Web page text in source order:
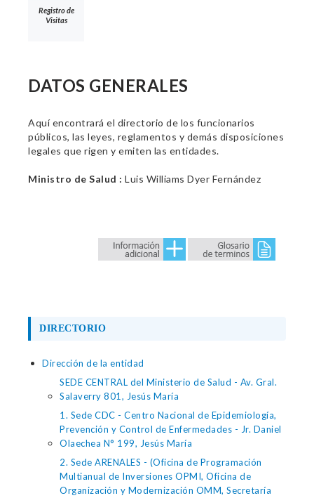
Registro de
Visitas
DATOS GENERALES
Aquí encontrará el directorio de los funcionarios
públicos, las leyes, reglamentos y demás disposiciones
legales que rigen y emiten las entidades.
Ministro de Salud : Luis Williams Dyer Fernández
DIRECTORIO
Dirección de la entidad
SEDE CENTRAL del Ministerio de Salud - Av. Gral.
Salaverry 801, Jesús María
1. Sede CDC - Centro Nacional de Epidemiología,
Prevención y Control de Enfermedades - Jr. Daniel
Olaechea N° 199, Jesús María
2. Sede ARENALES - (Oficina de Programación
Multianual de Inversiones OPMI, Oficina de
Organización y Modernización OMM, Secretaría